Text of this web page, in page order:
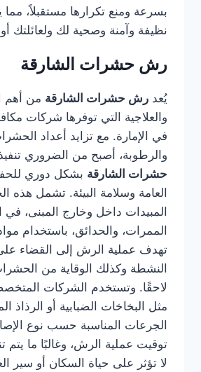
بسرعة ومنع تكرارها مستقبلاً، مما
نظيفة وآمنة وصحية لك ولعائلتك
رش حشرات الشارقة
يُعد رش حشرات الشارقة من أهم
والعلاجية التي توفرها شركات
في الإمارة. مع تزايد أعداد
والرطوبة، أصبح من الضروري
حشرات الشارقة بشكل دوري
العامة وسلامة البيئة. تشمل هذه
المبيدات داخل وخارج المبنى، في
الممرات، والحدائق، باستخدام
تهدف عملية الرش إلى القضاء
النشطة وكذلك الوقاية من
لاحقًا. وتستخدم الشركات
مثل البخاخات الضبابية أو الرذاذ
الجرعات المناسبة حسب نوع
توقيت عملية الرش، وغالبًا ما يتم
لا تؤثر على حياة السكان أو سير